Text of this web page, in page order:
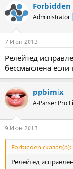
Forbidden
Administrator
7 Июн 2013
Релейтед
бессмыслена
ppbimix
A-Parser Pro
9 Июн 2013
Forbidden сказал(а):
Релейтед